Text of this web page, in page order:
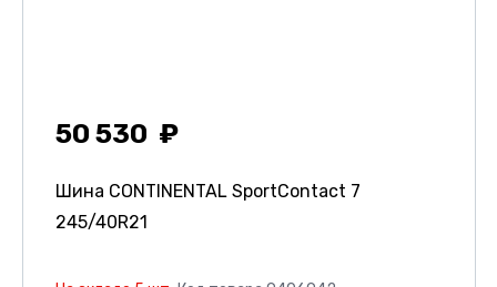
50 530
Шина CONTINENTAL SportContact 7
245/40R21